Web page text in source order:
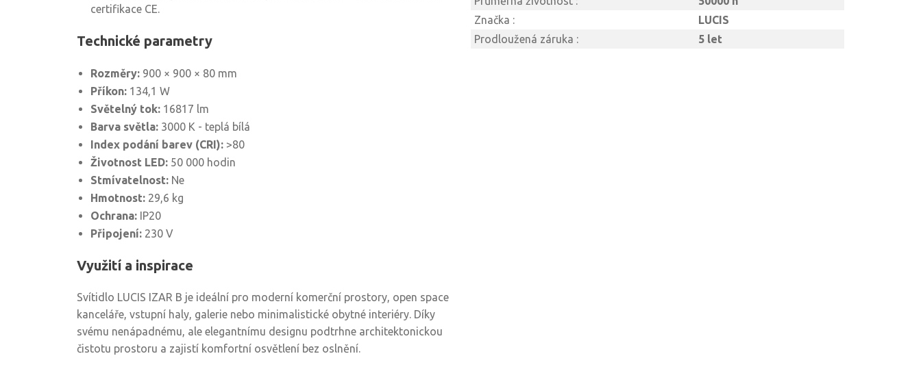
certifikace CE.
Technické parametry
Rozměry: 900 × 900 × 80 mm
Příkon: 134,1 W
Světelný tok: 16817 lm
Barva světla: 3000 K - teplá bílá
Index podání barev (CRI): >80
Životnost LED: 50 000 hodin
Stmívatelnost: Ne
Hmotnost: 29,6 kg
Ochrana: IP20
Připojení: 230 V
Využití a inspirace
Svítidlo LUCIS IZAR B je ideální pro moderní komerční prostory, open space
kanceláře, vstupní haly, galerie nebo minimalistické obytné interiéry. Díky
svému nenápadnému, ale elegantnímu designu podtrhne architektonickou
čistotu prostoru a zajistí komfortní osvětlení bez oslnění.
Značka :
LUCIS
Prodloužená záruka :
5 let